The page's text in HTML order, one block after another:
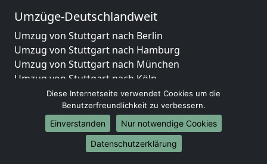
Umzüge-Deutschlandweit
Umzug von Stuttgart nach Berlin
Umzug von Stuttgart nach Hamburg
Umzug von Stuttgart nach München
Umzug von Stuttgart nach Köln
Umzug von Stuttgart nach Frankfurt am Main
Umzug von Stuttgart nach Stuttgart
Umzug von Stuttgart nach Düsseldorf
Umzug von Stuttgart nach Leipzig
Umzug von Stuttgart nach Dortmund
Diese Internetseite verwendet Cookies um die
Benutzerfreundlichkeit zu verbessern.
Einverstanden
Nur notwendige Cookies
Datenschutzerklärung